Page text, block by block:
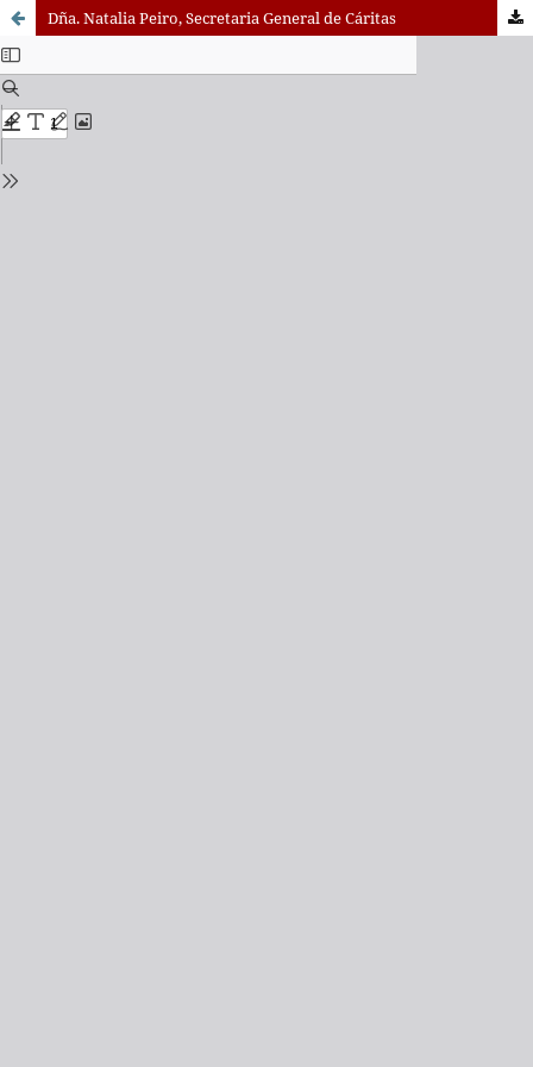
Dña. Natalia Peiro, Secretaria General de Cáritas